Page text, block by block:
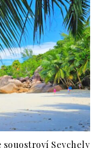
souostroví Seychely